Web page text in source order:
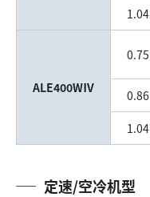
1.04
ALE400WⅣ
0.75
0.86
1.04
定速/空冷机型